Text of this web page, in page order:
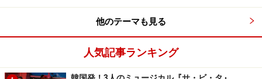
他のテーマも見る
人気記事ランキング